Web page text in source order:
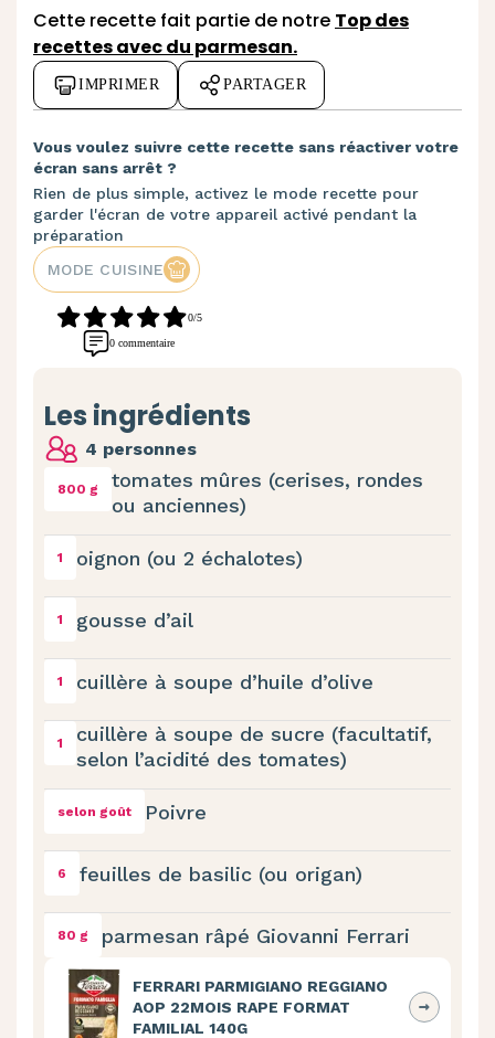
Cette recette fait partie de notre Top des
recettes avec du parmesan.
IMPRIMER PARTAGER
Vous voulez suivre cette recette sans réactiver votre
écran sans arrêt ?
Rien de plus simple, activez le mode recette pour
garder l'écran de votre appareil activé pendant la
préparation
MODE CUISINE
0/5
0 commentaire
Les ingrédients
4 personnes
800 g
tomates mûres (cerises, rondes
ou anciennes)
1 oignon (ou 2 échalotes)
1 gousse d’ail
1 cuillère à soupe d’huile d’olive
1
cuillère à soupe de sucre (facultatif,
selon l’acidité des tomates)
selon goût Poivre
6 feuilles de basilic (ou origan)
80 g parmesan râpé Giovanni Ferrari
FERRARI PARMIGIANO REGGIANO
AOP 22MOIS RAPE FORMAT
FAMILIAL 140G